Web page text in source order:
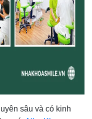
sâu và có kinh